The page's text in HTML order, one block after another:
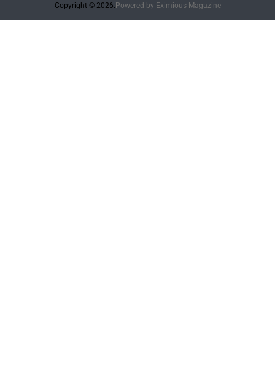
Copyright © 2026. Powered by Eximious Magazine